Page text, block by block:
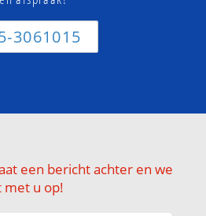
3061015
een bericht achter en we
met u op!